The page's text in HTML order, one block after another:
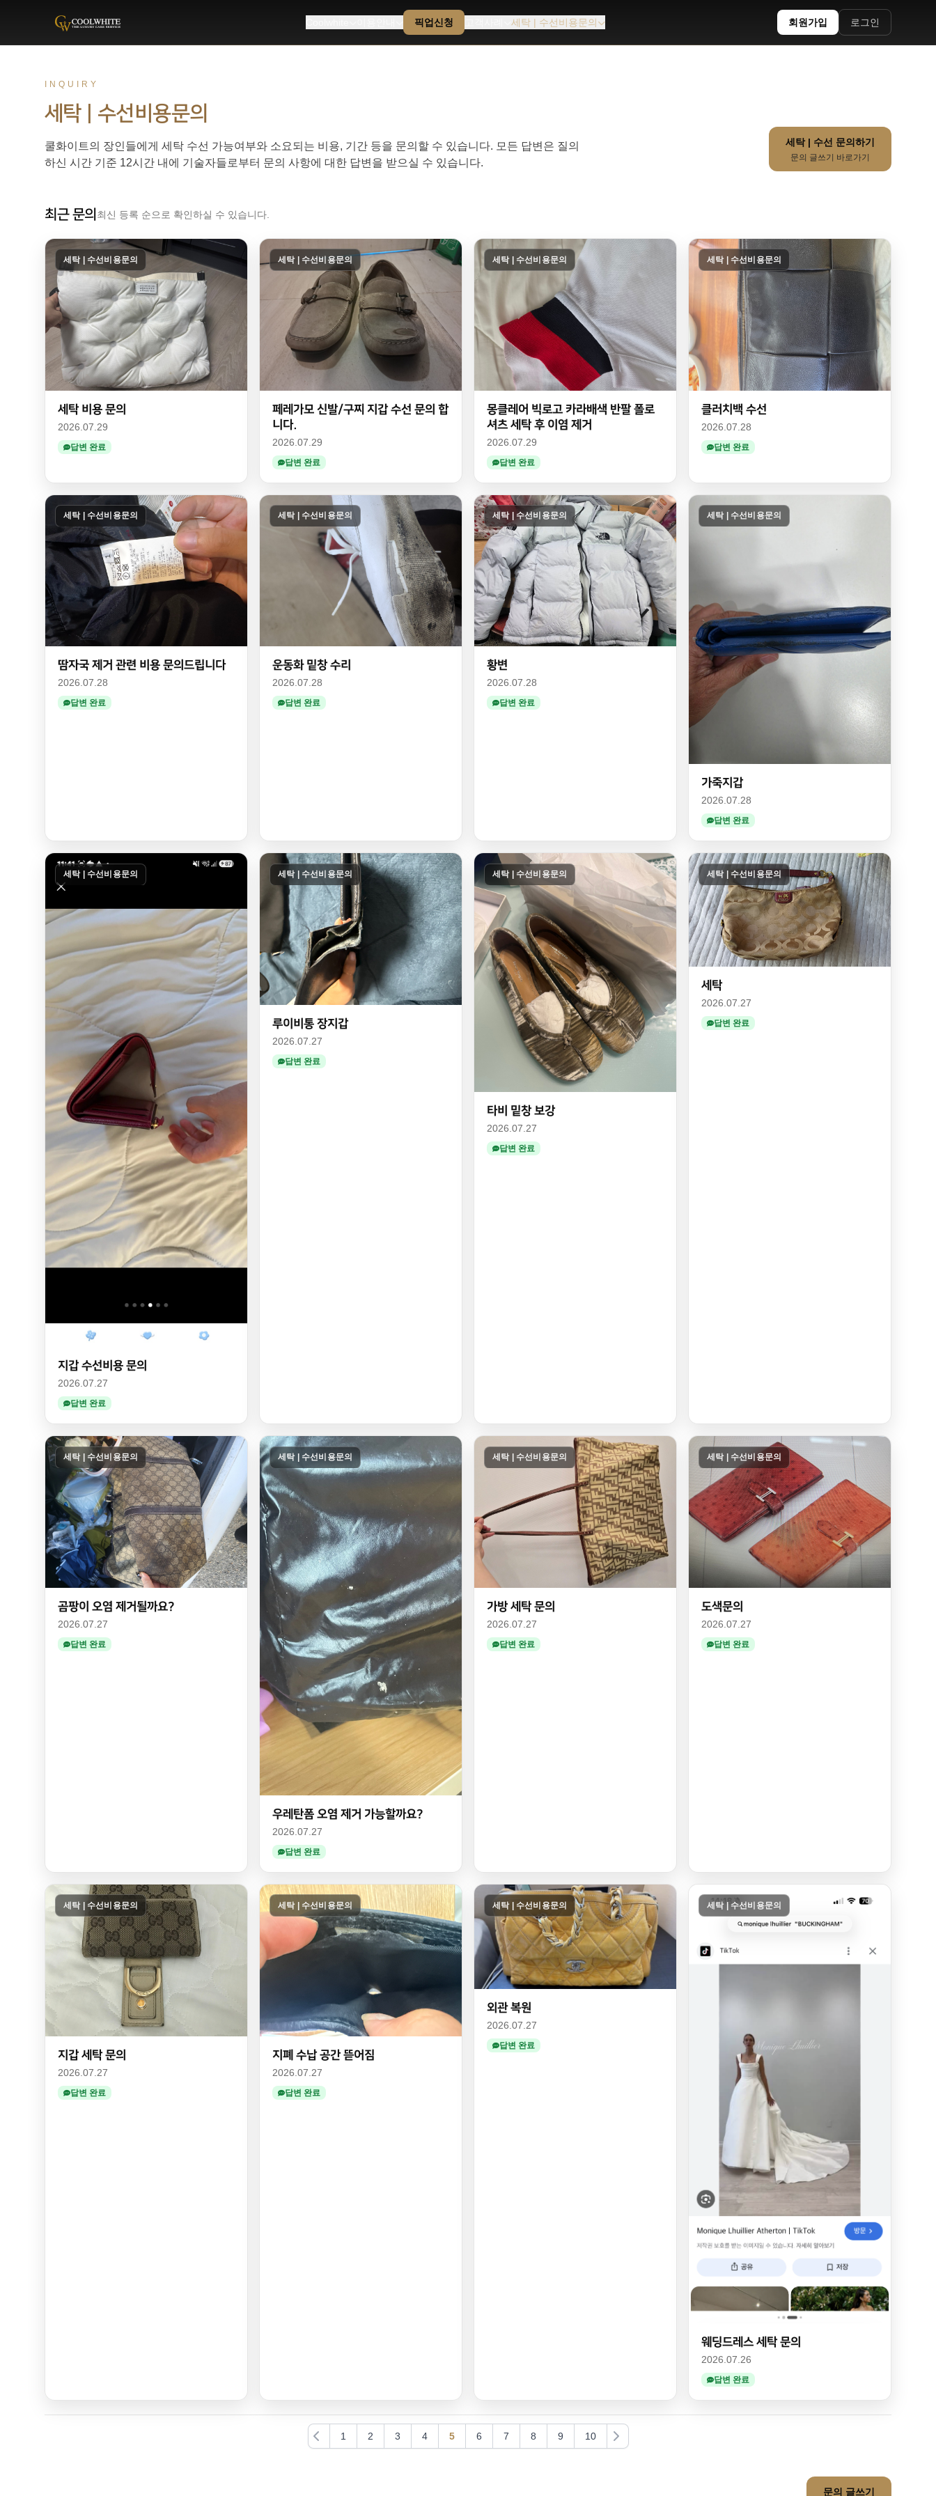
Coolwhite
픽업신청 세탁 | 수선비용문의 회원가입 로그인
INQUIRY
세탁 | 수선비용문의
쿨화이트의 장인들에게 세탁 수선 가능여부와 소요되는 비용, 기간 등을 문의할 수 있습니다. 모든 답변은 질의
하신 시간 기준 12시간 내에 기술자들로부터 문의 사항에 대한 답변을 받으실 수 있습니다.
세탁 | 수선 문의하기
문의 글쓰기 바로가기
최근 문의 최신 등록 순으로 확인하실 수 있습니다.
세탁 | 수선비용문의
세탁 비용 문의
2026.07.29
답변 완료
세탁 | 수선비용문의
페레가모 신발/구찌 지갑 수선 문의 합
니다.
2026.07.29
답변 완료
세탁 | 수선비용문의
몽클레어 빅로고 카라배색 반팔 폴로
셔츠 세탁 후 이염 제거
2026.07.29
답변 완료
세탁 | 수선비용문의
클러치백 수선
2026.07.28
답변 완료
세탁 | 수선비용문의
땀자국 제거 관련 비용 문의드립니다
2026.07.28
답변 완료
세탁 | 수선비용문의
운동화 밑창 수리
2026.07.28
답변 완료
세탁 | 수선비용문의
황변
2026.07.28
답변 완료
세탁 | 수선비용문의
가죽지갑
2026.07.28
답변 완료
세탁 | 수선비용문의
지갑 수선비용 문의
2026.07.27
답변 완료
세탁 | 수선비용문의
루이비통 장지갑
2026.07.27
답변 완료
세탁 | 수선비용문의
타비 밑창 보강
2026.07.27
답변 완료
세탁 | 수선비용문의
세탁
2026.07.27
답변 완료
세탁 | 수선비용문의
곰팡이 오염 제거될까요?
2026.07.27
답변 완료
세탁 | 수선비용문의
우레탄폼 오염 제거 가능할까요?
2026.07.27
답변 완료
세탁 | 수선비용문의
가방 세탁 문의
2026.07.27
답변 완료
세탁 | 수선비용문의
도색문의
2026.07.27
답변 완료
세탁 | 수선비용문의
지갑 세탁 문의
2026.07.27
답변 완료
세탁 | 수선비용문의
지폐 수납 공간 뜯어짐
2026.07.27
답변 완료
세탁 | 수선비용문의
외관 복원
2026.07.27
답변 완료
세탁 | 수선비용문의
웨딩드레스 세탁 문의
2026.07.26
답변 완료
Previous
1 2 3 4 5 6 7 8 9 10
Next
문의 글쓰기